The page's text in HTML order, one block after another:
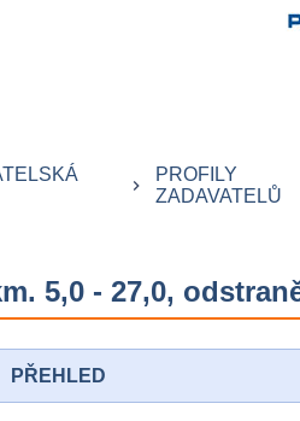
keyboard_arrow_right
PROFILY
ZADAVATELŮ
5,0 - 27,0,
PŘEHLED